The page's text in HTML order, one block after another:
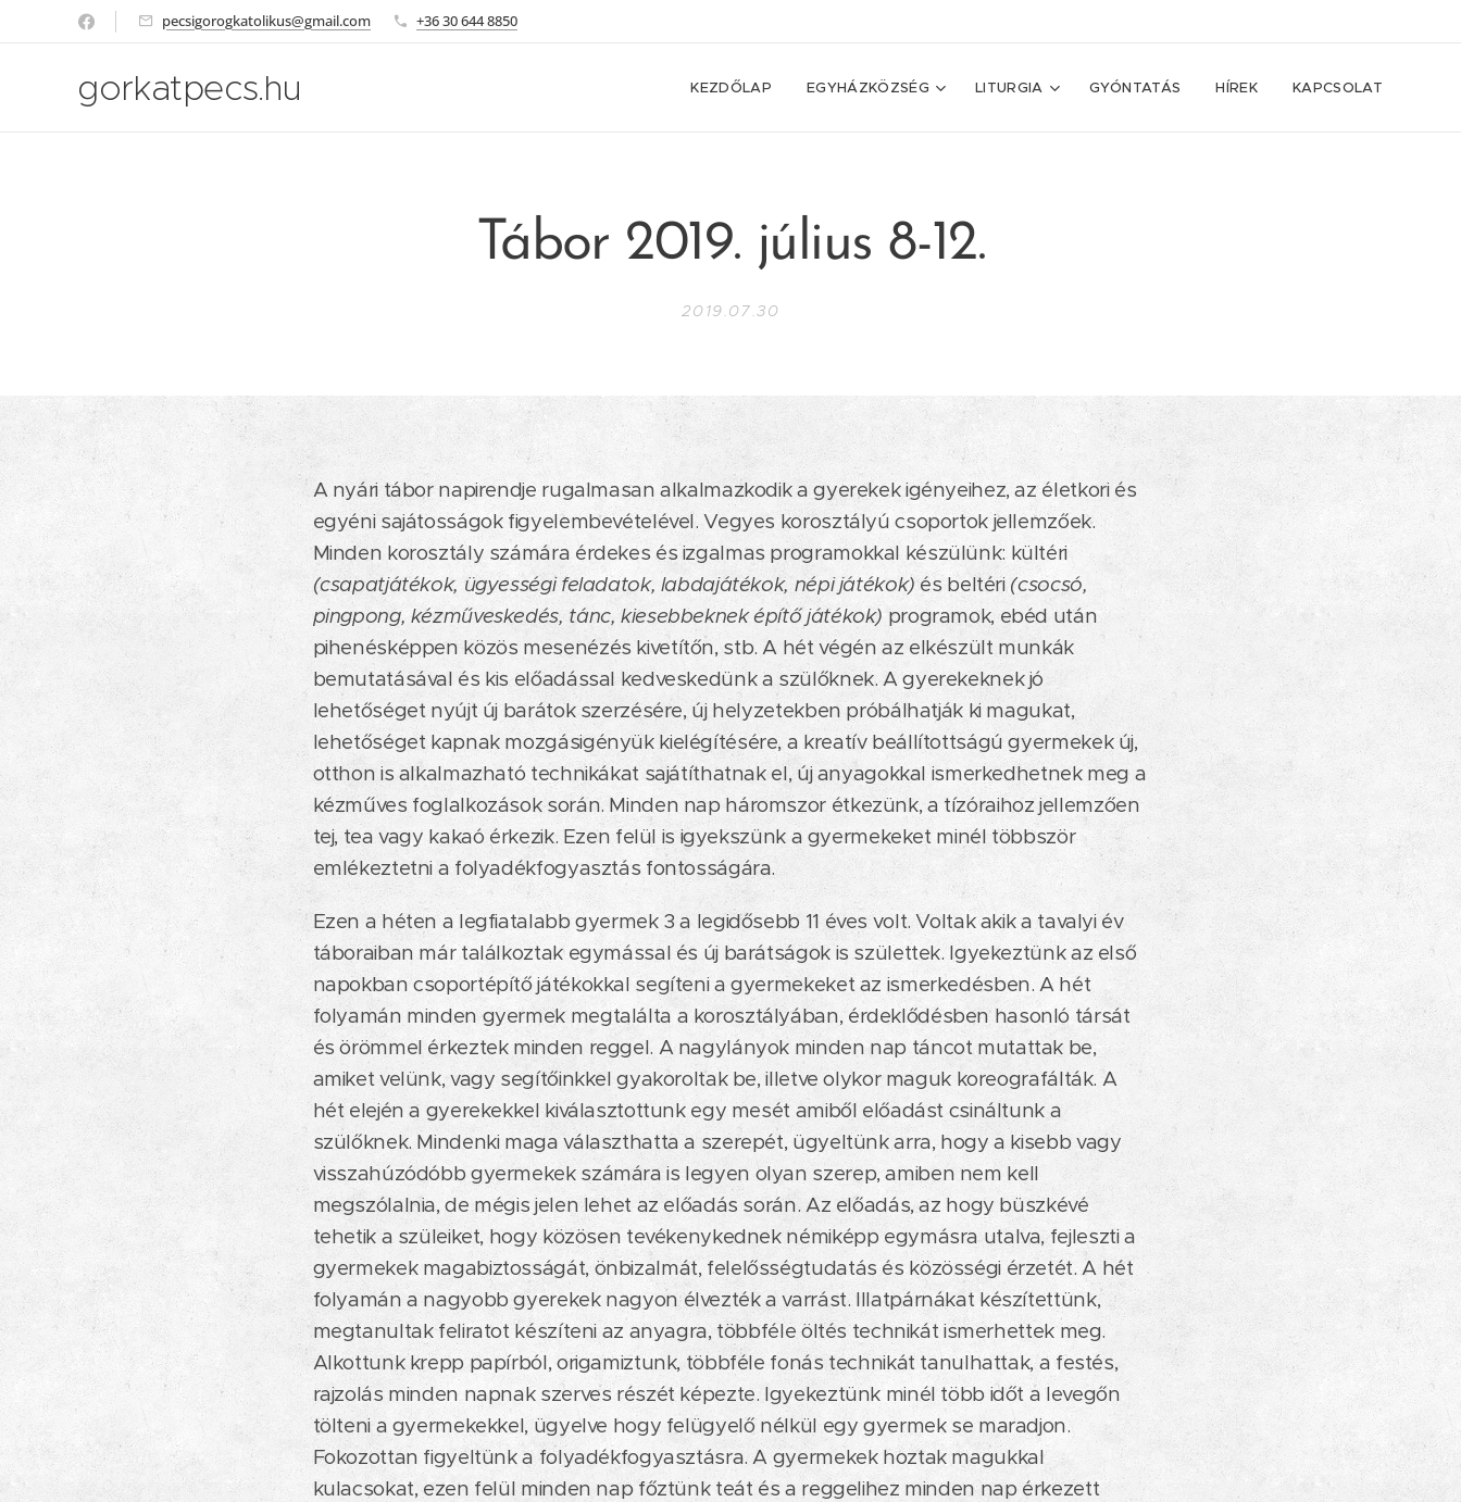
pecsigorogkatolikus@gmail.com +36 30 644 8850
gorkatpecs.hu KEZDŐLAP EGYHÁZKÖZSÉG LITURGIA GYÓNTATÁS HÍREK KAPCSOLAT
Tábor 2019. július 8-12.
2019.07.30
A nyári tábor napirendje rugalmasan alkalmazkodik a gyerekek igényeihez, az életkori és
egyéni sajátosságok figyelembevételével. Vegyes korosztályú csoportok jellemzőek.
Minden korosztály számára érdekes és izgalmas programokkal készülünk: kültéri
(csapatjátékok, ügyességi feladatok, labdajátékok, népi játékok) és beltéri (csocsó,
pingpong, kézműveskedés, tánc, kiesebbeknek építő játékok) programok, ebéd után
pihenésképpen közös mesenézés kivetítőn, stb. A hét végén az elkészült munkák
bemutatásával és kis előadással kedveskedünk a szülőknek. A gyerekeknek jó
lehetőséget nyújt új barátok szerzésére, új helyzetekben próbálhatják ki magukat,
lehetőséget kapnak mozgásigényük kielégítésére, a kreatív beállítottságú gyermekek új,
otthon is alkalmazható technikákat sajátíthatnak el, új anyagokkal ismerkedhetnek meg a
kézműves foglalkozások során. Minden nap háromszor étkezünk, a tízóraihoz jellemzően
tej, tea vagy kakaó érkezik. Ezen felül is igyekszünk a gyermekeket minél többször
emlékeztetni a folyadékfogyasztás fontosságára.
Ezen a héten a legfiatalabb gyermek 3 a legidősebb 11 éves volt. Voltak akik a tavalyi év
táboraiban már találkoztak egymással és új barátságok is születtek. Igyekeztünk az első
napokban csoportépítő játékokkal segíteni a gyermekeket az ismerkedésben. A hét
folyamán minden gyermek megtalálta a korosztályában, érdeklődésben hasonló társát
és örömmel érkeztek minden reggel. A nagylányok minden nap táncot mutattak be,
amiket velünk, vagy segítőinkkel gyakoroltak be, illetve olykor maguk koreografálták. A
hét elején a gyerekekkel kiválasztottunk egy mesét amiből előadást csináltunk a
szülőknek. Mindenki maga választhatta a szerepét, ügyeltünk arra, hogy a kisebb vagy
visszahúzódóbb gyermekek számára is legyen olyan szerep, amiben nem kell
megszólalnia, de mégis jelen lehet az előadás során. Az előadás, az hogy büszkévé
tehetik a szüleiket, hogy közösen tevékenykednek némiképp egymásra utalva, fejleszti a
gyermekek magabiztosságát, önbizalmát, felelősségtudatás és közösségi érzetét. A hét
folyamán a nagyobb gyerekek nagyon élvezték a varrást. Illatpárnákat készítettünk,
megtanultak feliratot készíteni az anyagra, többféle öltés technikát ismerhettek meg.
Alkottunk krepp papírból, origamiztunk, többféle fonás technikát tanulhattak, a festés,
rajzolás minden napnak szerves részét képezte. Igyekeztünk minél több időt a levegőn
tölteni a gyermekekkel, ügyelve hogy felügyelő nélkül egy gyermek se maradjon.
Fokozottan figyeltünk a folyadékfogyasztásra. A gyermekek hoztak magukkal
kulacsokat, ezen felül minden nap főztünk teát és a reggelihez minden nap érkezett